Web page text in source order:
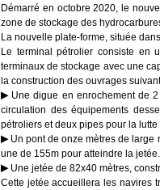
Démarré en octobre 2020, le
zone de stockage des
La nouvelle plate-forme, située
Le terminal pétrolier consiste en
terminaux de stockage avec une
la construction des ouvrages
Une digue en enrochement de
circulation des équipements
pétroliers et deux pipes pour la lutte
Un pont de onze mètres de large
une de 155m pour atteindre la jetée.
Une jetée de 82x40 mètres,
Cette jetée accueillera les navires